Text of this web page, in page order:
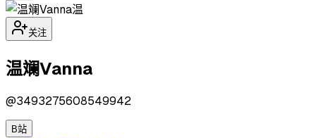
温
关注
温斓Vanna
@3493275608549942
B站